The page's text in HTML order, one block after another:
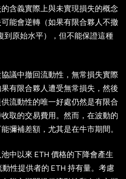
含義實際上與未實現損失的概念
能會逆轉（如果有限合夥人不撤
到原始水平），但不能保證這種
議中撤回流動性，無常損失實際
果有限合夥人遭受無常損失，然後
流動性的唯一好處仍然是有限合
取的交易費用。然而，在波動的
彌補差額，尤其是在牛市期間。
中以來 ETH 價格的下降會產生
性提供者的 ETH 持有量。考慮